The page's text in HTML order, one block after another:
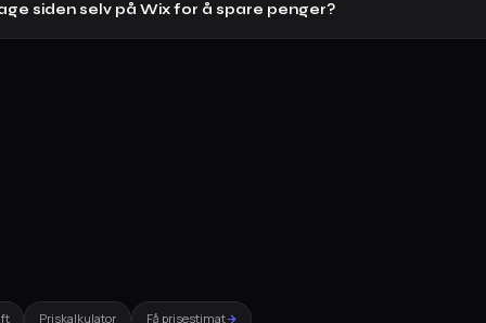
siden selv på Wix for å spare penger?
Priskalkulator Få prisestimat